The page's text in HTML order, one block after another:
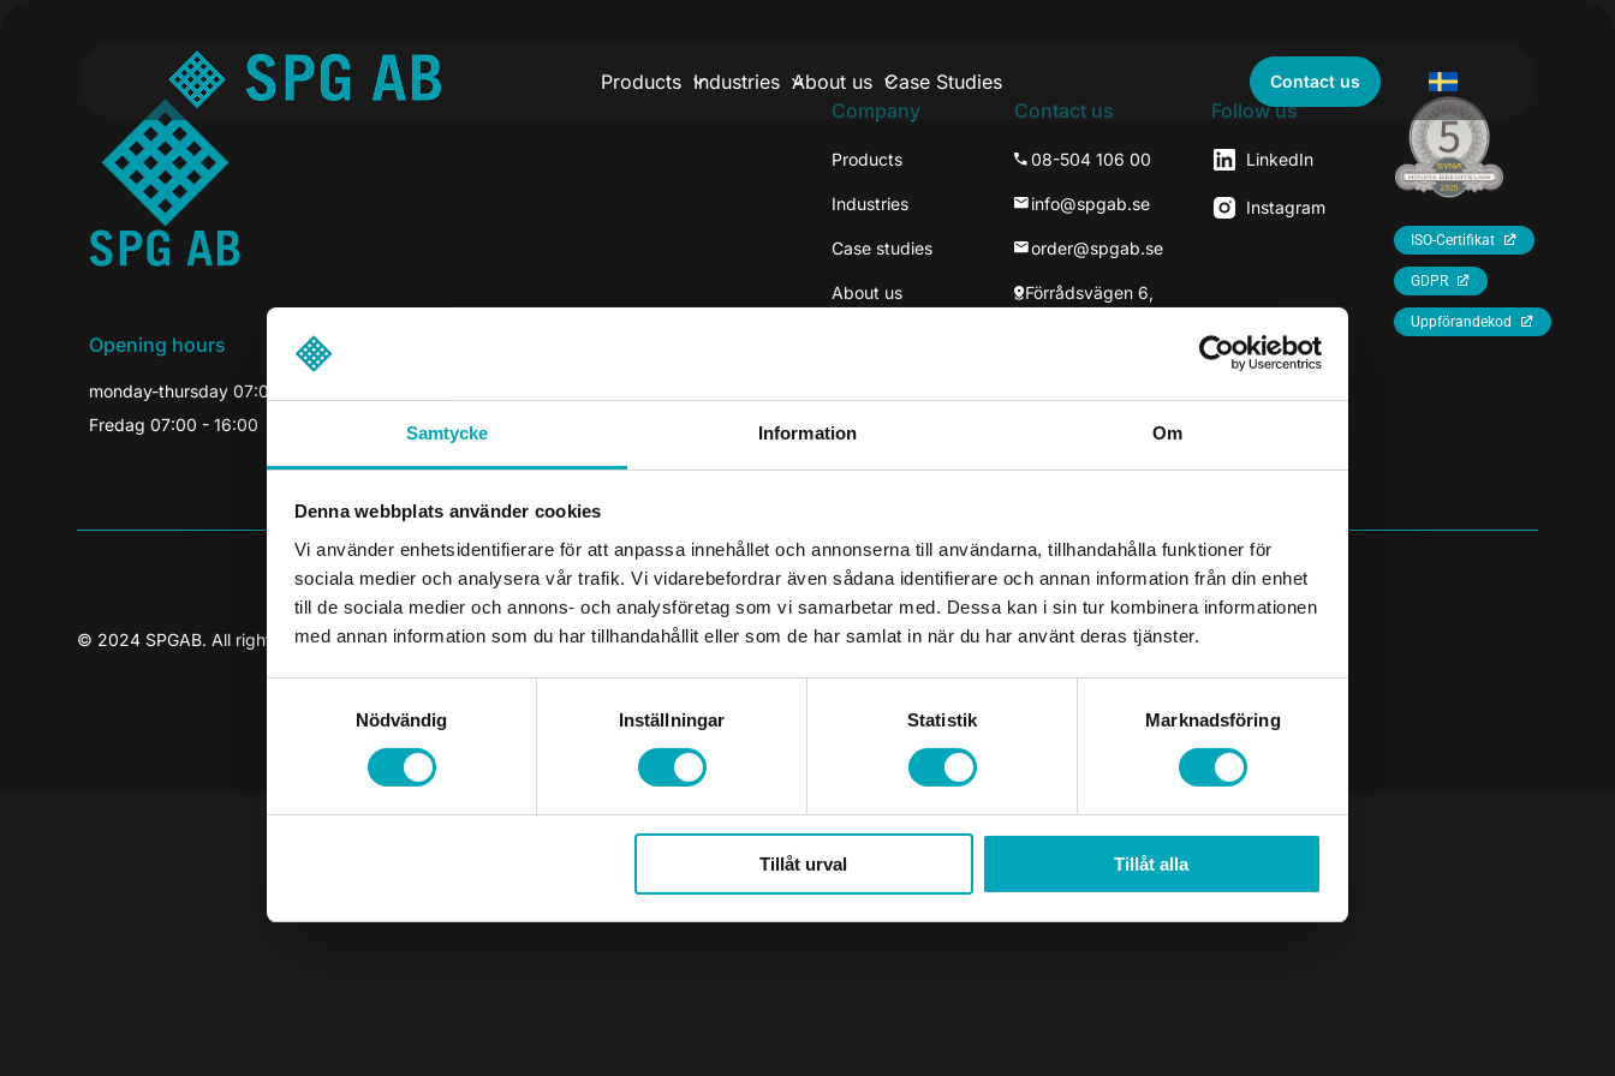
Samtycke Information Om
Denna webbplats använder cookies
Vi använder enhetsidentifierare för att anpassa innehållet och annonserna till användarna, tillhandahålla funktioner för
sociala medier och analysera vår trafik. Vi vidarebefordrar även sådana identifierare och annan information från din enhet
till de sociala medier och annons- och analysföretag som vi samarbetar med. Dessa kan i sin tur kombinera informationen
med annan information som du har tillhandahållit eller som de har samlat in när du har använt deras tjänster.
Nödvändig
Inställningar Statistik Marknadsföring
Tillåt urval Tillåt alla
Products Industries About us Case Studies Contact us
Opening hours
monday-thursday 07:00-16:30
Fredag 07:00 - 16:00
Company
Products
Industries
Case studies
About us
Contact us
08-504 106 00
info@spgab.se
order@spgab.se
Förrådsvägen 6,
Follow us
LinkedIn
Instagram
ISO-Certifikat
GDPR
Uppförandekod
© 2024 SPGAB. All rights reserved
Designed and developed byBuildahome Digital